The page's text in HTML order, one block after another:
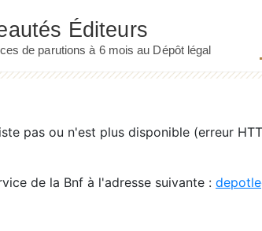
pas ou n'est plus disponible (erreur
de la Bnf à l'adresse suivante :